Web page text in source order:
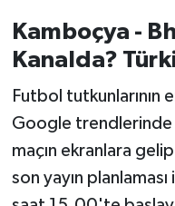
Kamboçya -
Kanalda?
Futbol tutkunlarının
Google trendlerinde
maçın ekranlara
son yayın
SİYASET
Sındırgı
SPOR